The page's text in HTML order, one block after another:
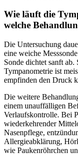
Wie läuft die
welche
Die Untersuchung
eine weiche
Sonde dichtet sanft
Tympanometrie ist
empfinden den Druck
Die weitere
einem unauffälligen
Verlaufskontrolle. Bei
wiederkehrender
Nasenpflege,
Allergieabklärung,
wie Paukenröhrchen